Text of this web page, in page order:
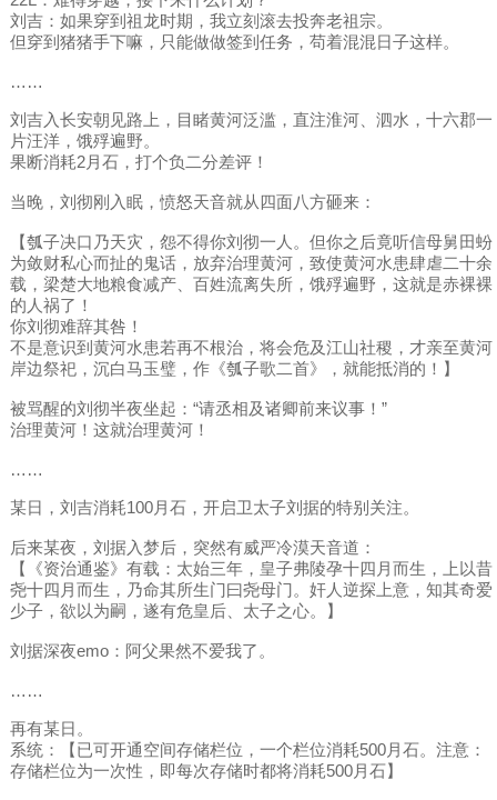
刘吉：如果穿到祖龙时期，我立刻滚去投奔老祖宗。
但穿到猪猪手下嘛，只能做做签到任务，苟着混混日子这样。
……
刘吉入长安朝见路上，目睹黄河泛滥，直注淮河、泗水，十六郡一
片汪洋，饿殍遍野。
果断消耗2月石，打个负二分差评！
当晚，刘彻刚入眠，愤怒天音就从四面八方砸来：
【瓠子决口乃天灾，怨不得你刘彻一人。但你之后竟听信母舅田蚡
为敛财私心而扯的鬼话，放弃治理黄河，致使黄河水患肆虐二十余
载，梁楚大地粮食减产、百姓流离失所，饿殍遍野，这就是赤裸裸
的人祸了！
你刘彻难辞其咎！
不是意识到黄河水患若再不根治，将会危及江山社稷，才亲至黄河
岸边祭祀，沉白马玉璧，作《瓠子歌二首》，就能抵消的！】
被骂醒的刘彻半夜坐起：“请丞相及诸卿前来议事！”
治理黄河！这就治理黄河！
……
某日，刘吉消耗100月石，开启卫太子刘据的特别关注。
后来某夜，刘据入梦后，突然有威严冷漠天音道：
【《资治通鉴》有载：太始三年，皇子弗陵孕十四月而生，上以昔
尧十四月而生，乃命其所生门曰尧母门。奸人逆探上意，知其奇爱
少子，欲以为嗣，遂有危皇后、太子之心。】
刘据深夜emo：阿父果然不爱我了。
……
再有某日。
系统：【已可开通空间存储栏位，一个栏位消耗500月石。注意：
存储栏位为一次性，即每次存储时都将消耗500月石】